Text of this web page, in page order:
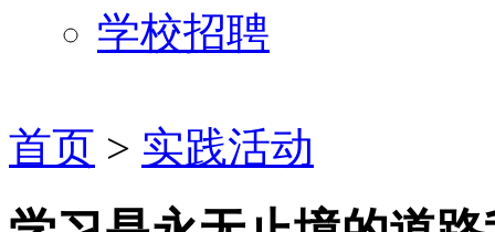
学校招聘
首页 > 实践活动